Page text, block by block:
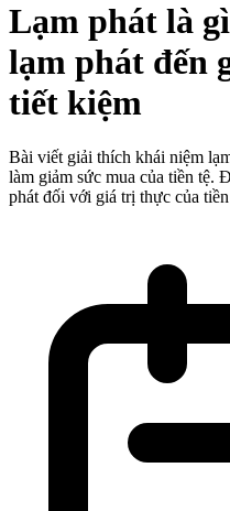
Lạm phát là
lạm phát đến
tiết kiệm
Bài viết giải thích khái niệm
làm giảm sức mua của tiền tệ.
phát đối với giá trị thực của